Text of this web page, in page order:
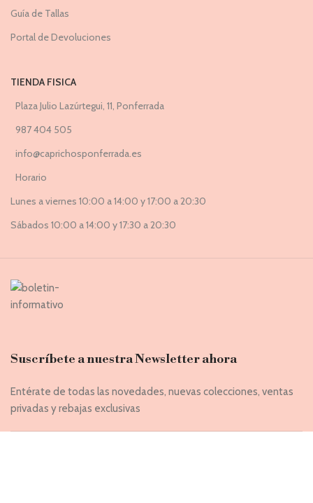
Guía de Tallas
Portal de Devoluciones
TIENDA FISICA
Plaza Julio Lazúrtegui, 11, Ponferrada
987 404 505
info@caprichosponferrada.es
Horario
Lunes a viernes 10:00 a 14:00 y 17:00 a 20:30
Sábados 10:00 a 14:00 y 17:30 a 20:30
Suscríbete a nuestra Newsletter ahora
Entérate de todas las novedades, nuevas colecciones, ventas
privadas y rebajas exclusivas